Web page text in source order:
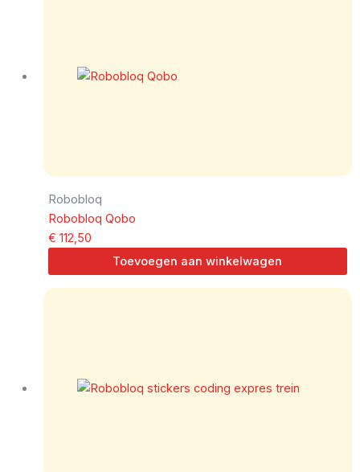
Robobloq
Robobloq Qobo
€ 112,50
Toevoegen aan winkelwagen